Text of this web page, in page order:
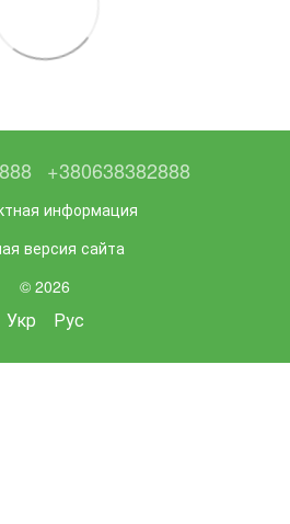
+380638382888
информация
версия сайта
© 2026
Укр Рус